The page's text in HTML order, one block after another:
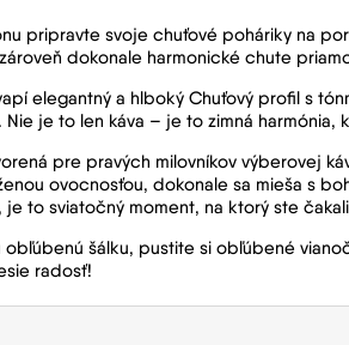
pripravte svoje chuťové poháriky na
dokonale harmonické chute
elegantný a hlboký Chuťový profil s
je to len káva – je to zimná harmónia,
pre pravých milovníkov výberovej
ovocnosťou, dokonale sa mieša s
je to sviatočný moment, na ktorý ste
obľúbenú šálku, pustite si obľúbené
radosť!